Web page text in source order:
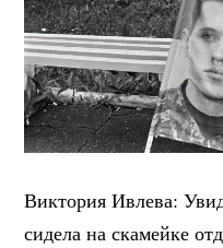
Виктория Ивлева:
сидела на скамейке